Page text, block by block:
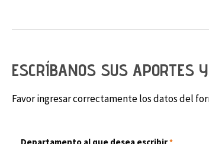
ESCRÍBANOS SUS APORTES
Favor ingresar correctamente los datos del